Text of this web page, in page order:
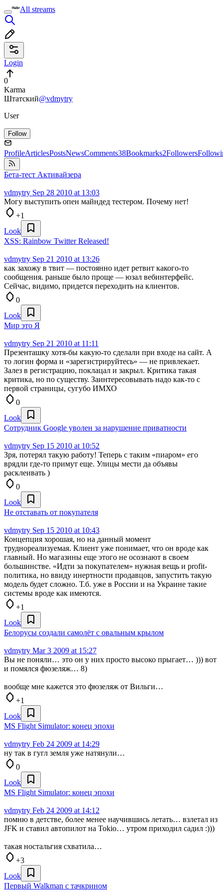
All streams
Login
0
Karma
Штатский@vdmytry
User
Follow
ProfileArticlesPostsNewsComments38Bookmarks2Followers
Бета-тест Активайзера
vdmytry Sep 28 2010 at 13:03
Могу выступить опен майндед тестером. Почему нет!
+1
Look
XSS: Rainbow Twitter Released!
vdmytry Sep 21 2010 at 13:26
как захожу в твит — постоянно идет ретвит какого-то
сообщения. раньше было проще — юзал вебинтерфейс.
Сейчас, видимо, придется переходить на клиентов.
0
Look
Мир это Я
vdmytry Sep 21 2010 at 11:11
Презенташку хотя-бы какую-то сделали при входе на сайт. А
то логин форма и «зарегистрируйтесь» — не привлекает.
Залез в регистрацию, поклацал и закрыл. Критика такая
критика, но по существу. Заинтересовывать надо как-то с
первой страницы, сугубо ИМХО
0
Look
Сотрудник Google уволен за нарушение приватности
vdmytry Sep 15 2010 at 10:52
Зря, потерял такую работу! Теперь с таким «пиаром» его
врядли где-то примут еще. Улицы мести да объявы
расклеивать )
0
Look
Не отставать от покупателя
vdmytry Sep 15 2010 at 10:43
Концепция хорошая, но на данный момент
труднореализуемая. Клиент уже понимает, что он вроде как
главный. Но магазины еще этого не осознают в своем
большинстве. «Идти за покупателем» нужная вещь и profit-
политика, но ввиду инертности продавцов, запустить такую
модель будет сложно. Т.б. уже в России и на Украине такие
системы вроде как имеются.
+1
Look
Белорусы создали самолёт с овальным крылом
vdmytry Mar 3 2009 at 15:27
Вы не поняли… это он у них просто высоко прыгает… ))) вот
и помялся фюзеляж… 8)
вообще мне кажется это фюзеляж от Вильги…
+1
Look
MS Flight Simulator: конец эпохи
vdmytry Feb 24 2009 at 14:29
ну так в гугл земля уже натянули…
0
Look
MS Flight Simulator: конец эпохи
vdmytry Feb 24 2009 at 14:12
помню в детстве, более менее научившись летать… взлетал из
JFK и ставил автопилот на Tokio… утром приходил садил :)))
такая ностальгия схватила…
+3
Look
Первый Walkman с тачкрином